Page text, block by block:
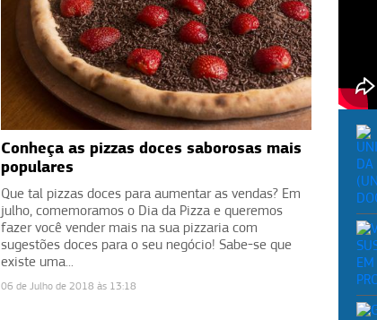
Conheça as pizzas doces saborosas mais
populares
Que tal pizzas doces para aumentar as vendas? Em
julho, comemoramos o Dia da Pizza e queremos
fazer você vender mais na sua pizzaria com
sugestões doces para o seu negócio! Sabe-se que
existe uma...
06 de Julho de 2018 às 13:18